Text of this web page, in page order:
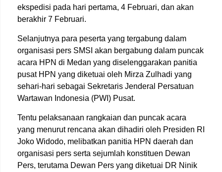
ekspedisi pada hari pertama, 4 Februari, dan akan
berakhir 7 Februari.
Selanjutnya para peserta yang tergabung dalam
organisasi pers SMSI akan bergabung dalam puncak
acara HPN di Medan yang diselenggarakan panitia
pusat HPN yang diketuai oleh Mirza Zulhadi yang
sehari-hari sebagai Sekretaris Jenderal Persatuan
Wartawan Indonesia (PWI) Pusat.
Tentu pelaksanaan rangkaian dan puncak acara
yang menurut rencana akan dihadiri oleh Presiden RI
Joko Widodo, melibatkan panitia HPN daerah dan
organisasi pers serta sejumlah konstituen Dewan
Pers, terutama Dewan Pers yang diketuai DR Ninik